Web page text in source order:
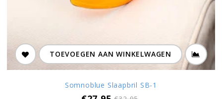
TOEVOEGEN AAN WINKELWAGEN
Somnoblue Slaapbril SB-1